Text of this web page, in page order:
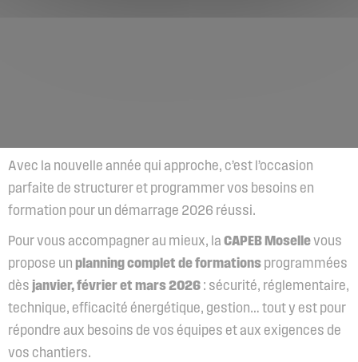
Avec la nouvelle année qui approche, c’est l’occasion
parfaite de structurer et programmer vos besoins en
formation pour un démarrage 2026 réussi.
Pour vous accompagner au mieux, la CAPEB Mosellevous
propose un planning complet de formations programmées
dès janvier, février et mars 2026 : sécurité, réglementaire,
technique, efficacité énergétique, gestion… tout y est pour
répondre aux besoins de vos équipes et aux exigences de
vos chantiers.